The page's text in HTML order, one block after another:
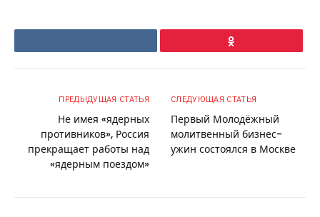
Ok
ПРЕДЫДУЩАЯ СТАТЬЯ
Не имея «ядерных
противников», Россия
прекращает работы над
«ядерным поездом»
СЛЕДУЮЩАЯ СТАТЬЯ
Первый Молодёжный
молитвенный бизнес-
ужин состоялся в Москве